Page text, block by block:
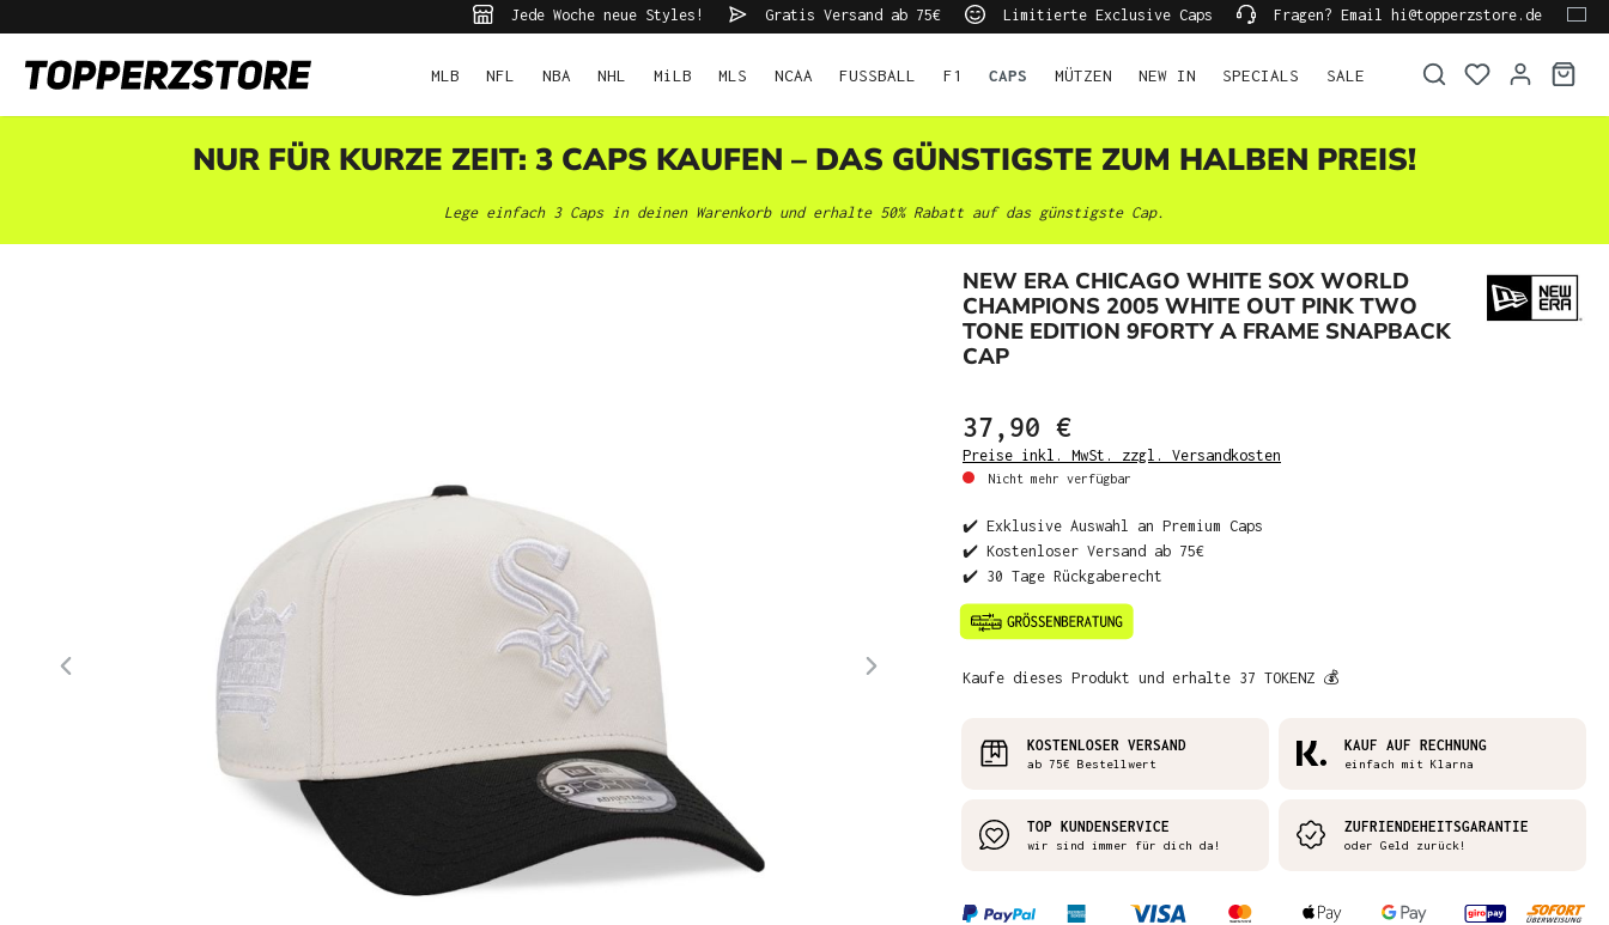
Jede Woche neue Styles! Gratis Versand ab 75€ Limitierte Exclusive Caps Fragen? Email hi@topperzstore.de
MLB NFL NBA NHL MiLB MLS NCAA FUSSBALL F1 CAPS MÜTZEN NEW IN SPECIALS SALE
NUR FÜR KURZE ZEIT: 3 CAPS KAUFEN – DAS GÜNSTIGSTE ZUM HALBEN PREIS!
Lege einfach 3 Caps in deinen Warenkorb und erhalte 50% Rabatt auf das günstigste Cap.
NEW ERA CHICAGO WHITE SOX WORLD
CHAMPIONS 2005 WHITE OUT PINK TWO
TONE EDITION 9FORTY A FRAME SNAPBACK
CAP
37,90 €
Preise inkl. MwSt. zzgl. Versandkosten
Nicht mehr verfügbar
✔️ Exklusive Auswahl an Premium Caps
✔️ Kostenloser Versand ab 75€
✔️ 30 Tage Rückgaberecht
Kaufe dieses Produkt und erhalte 37 TOKENZ 💰
KOSTENLOSER VERSAND
ab 75€ Bestellwert
KAUF AUF RECHNUNG
einfach mit Klarna
TOP KUNDENSERVICE
wir sind immer für dich da!
ZUFRIENDEHEITSGARANTIE
oder Geld zurück!